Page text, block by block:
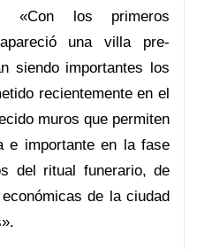
«Con los primeros
una villa pre-
siendo importantes los
recientemente en el
muros que permiten
e importante en la fase
del ritual funerario, de
de la ciudad